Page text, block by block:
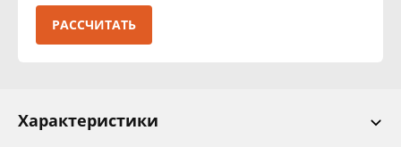
РАССЧИТАТЬ
Характеристики